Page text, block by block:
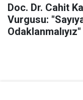
Doc. Dr. Cahit
Vurgusu:
Odaklanmalıyız"